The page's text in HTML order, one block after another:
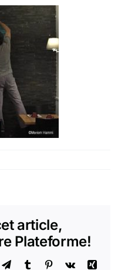
article,
Plateforme!
TelegramTumblr Pinterest
Vk
Xing